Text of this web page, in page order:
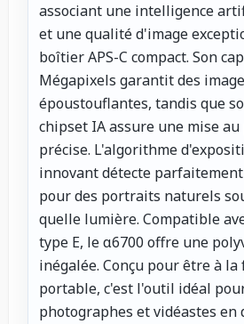
associant une intelligence
et une qualité d'image
boîtier APS-C compact. Son
Mégapixels garantit des
époustouflantes, tandis que
chipset IA assure une mise
précise. L'algorithme
innovant détecte
pour des portraits naturels
quelle lumière. Compatible
type E, le α6700 offre une
inégalée. Conçu pour être à
portable, c'est l'outil idéal
photographes et vidéastes en